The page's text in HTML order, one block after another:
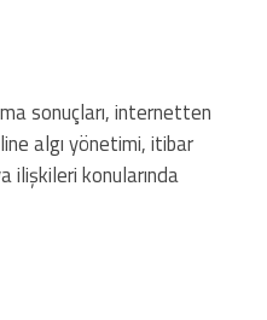
sonuçları, internetten
algı yönetimi, itibar
konularında